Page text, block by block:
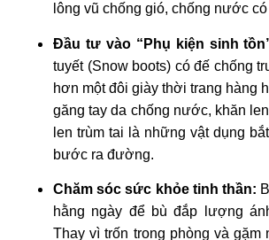
lông vũ chống gió, chống nước
Đầu tư vào “Phụ kiện sinh
tuyết (Snow boots) có đế chống
hơn một đôi giày thời trang hàng
găng tay da chống nước, khăn
len trùm tai là những vật dụng
bước ra đường.
Chăm sóc sức khỏe tinh thần:
hằng ngày để bù đắp lượng
Thay vì trốn trong phòng và gặm